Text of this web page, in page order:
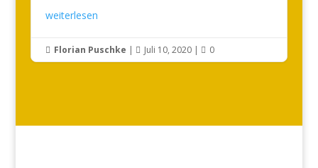
weiterlesen
 Florian Puschke |  Juli 10, 2020|  0